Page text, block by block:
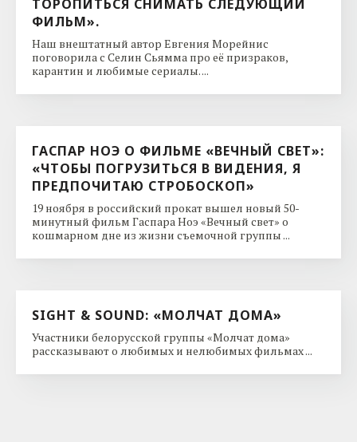
ТОРОПИТЬСЯ СНИМАТЬ СЛЕДУЮЩИЙ
ФИЛЬМ».
Наш внештатный автор Евгения Морейнис
поговорила с Селин Сьямма про её призраков,
карантин и любимые сериалы. ...
ГАСПАР НОЭ О ФИЛЬМЕ «ВЕЧНЫЙ СВЕТ»:
«ЧТОБЫ ПОГРУЗИТЬСЯ В ВИДЕНИЯ, Я
ПРЕДПОЧИТАЮ СТРОБОСКОП»
19 ноября в российский прокат вышел новый 50-
минутный фильм Гаспара Ноэ «Вечный свет» о
кошмарном дне из жизни съемочной группы ...
SIGHT & SOUND: «МОЛЧАТ ДОМА»
Участники белорусской группы «Молчат дома»
рассказывают о любимых и нелюбимых фильмах ...